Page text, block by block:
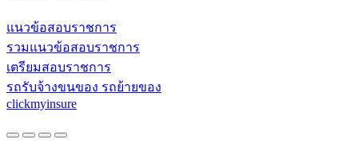
แนวข้อสอบราชการ
รวมแนวข้อสอบราชการ
เตรียมสอบราชการ
รถรับจ้างขนของ รถย้ายของ
clickmyinsure